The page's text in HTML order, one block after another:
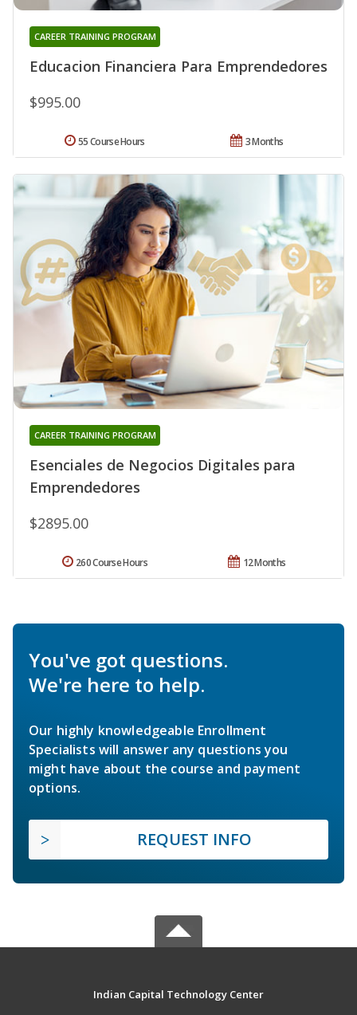
Educacion Financiera Para Emprendedores
CAREER TRAINING PROGRAM
$995.00
3 Months
55 Course Hours
Esenciales de Negocios Digitales para
Emprendedores
CAREER TRAINING PROGRAM
$2895.00
12 Months
260 Course Hours
You've got questions.
We're here to help.
Our highly knowledgeable Enrollment
Specialists will answer any questions you
might have about the course and payment
options.
REQUEST INFO
Indian Capital Technology Center